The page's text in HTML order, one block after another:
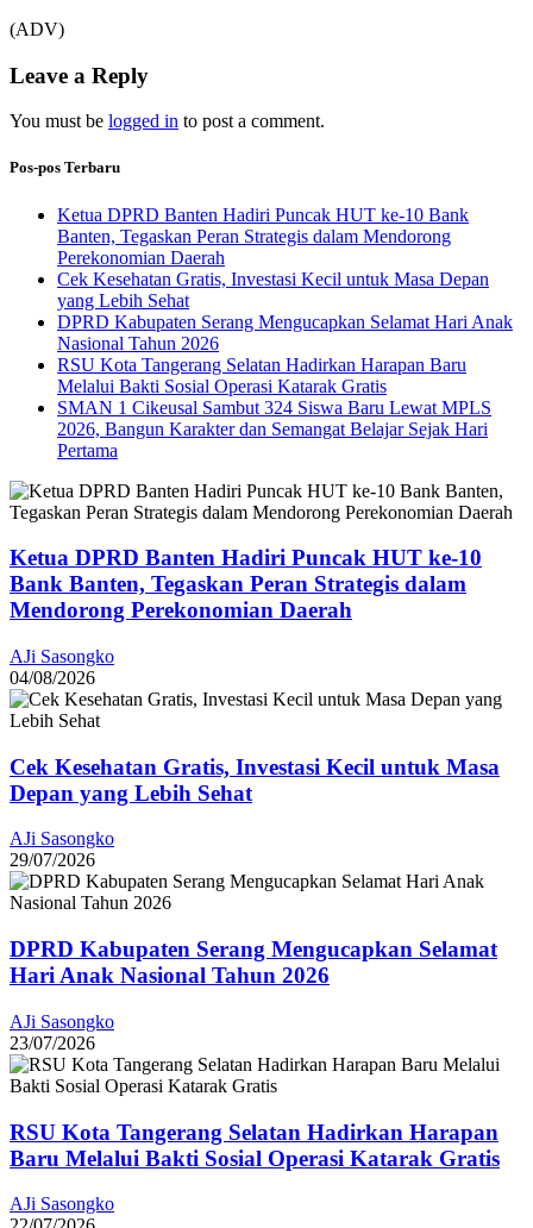
(ADV)
Leave a Reply
You must be logged in to post a comment.
Pos-pos Terbaru
Ketua DPRD Banten Hadiri Puncak HUT ke-10 Bank
Banten, Tegaskan Peran Strategis dalam Mendorong
Perekonomian Daerah
Cek Kesehatan Gratis, Investasi Kecil untuk Masa Depan
yang Lebih Sehat
DPRD Kabupaten Serang Mengucapkan Selamat Hari Anak
Nasional Tahun 2026
RSU Kota Tangerang Selatan Hadirkan Harapan Baru
Melalui Bakti Sosial Operasi Katarak Gratis
SMAN 1 Cikeusal Sambut 324 Siswa Baru Lewat MPLS
2026, Bangun Karakter dan Semangat Belajar Sejak Hari
Pertama
Ketua DPRD Banten Hadiri Puncak HUT ke-10
Bank Banten, Tegaskan Peran Strategis dalam
Mendorong Perekonomian Daerah
AJi Sasongko
04/08/2026
Cek Kesehatan Gratis, Investasi Kecil untuk Masa
Depan yang Lebih Sehat
AJi Sasongko
29/07/2026
DPRD Kabupaten Serang Mengucapkan Selamat
Hari Anak Nasional Tahun 2026
AJi Sasongko
23/07/2026
RSU Kota Tangerang Selatan Hadirkan Harapan
Baru Melalui Bakti Sosial Operasi Katarak Gratis
AJi Sasongko